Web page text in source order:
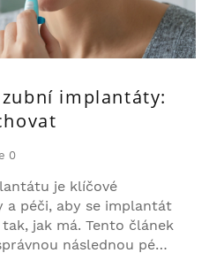
implantáty:
0
je klíčové
péči, aby se implantát
jak má. Tento článek
následnou péči